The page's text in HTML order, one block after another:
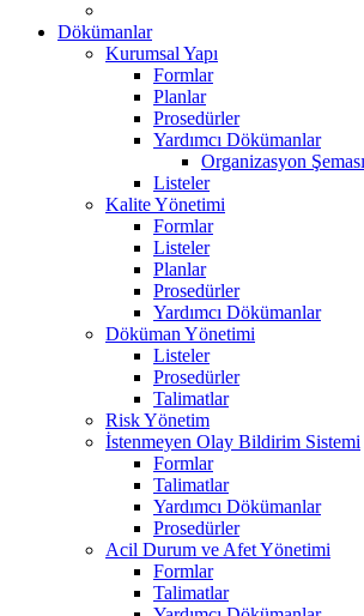
Dökümanlar
Kurumsal Yapı
Formlar
Planlar
Prosedürler
Yardımcı Dökümanlar
Organizasyon Şeması
Listeler
Kalite Yönetimi
Formlar
Listeler
Planlar
Prosedürler
Yardımcı Dökümanlar
Döküman Yönetimi
Listeler
Prosedürler
Talimatlar
Risk Yönetim
İstenmeyen Olay Bildirim Sistemi
Formlar
Talimatlar
Yardımcı Dökümanlar
Prosedürler
Acil Durum ve Afet Yönetimi
Formlar
Talimatlar